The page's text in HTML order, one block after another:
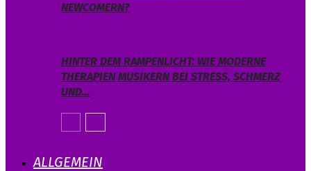
NEWCOMERN?
HINTER DEM RAMPENLICHT: WIE MODERNE
THERAPIEN MUSIKERN BEI STRESS, SCHMERZ
UND…
ALLGEMEIN